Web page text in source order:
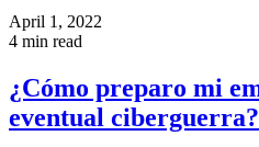
April 1, 2022
4 min read
¿Cómo preparo mi
eventual ciberguerra?